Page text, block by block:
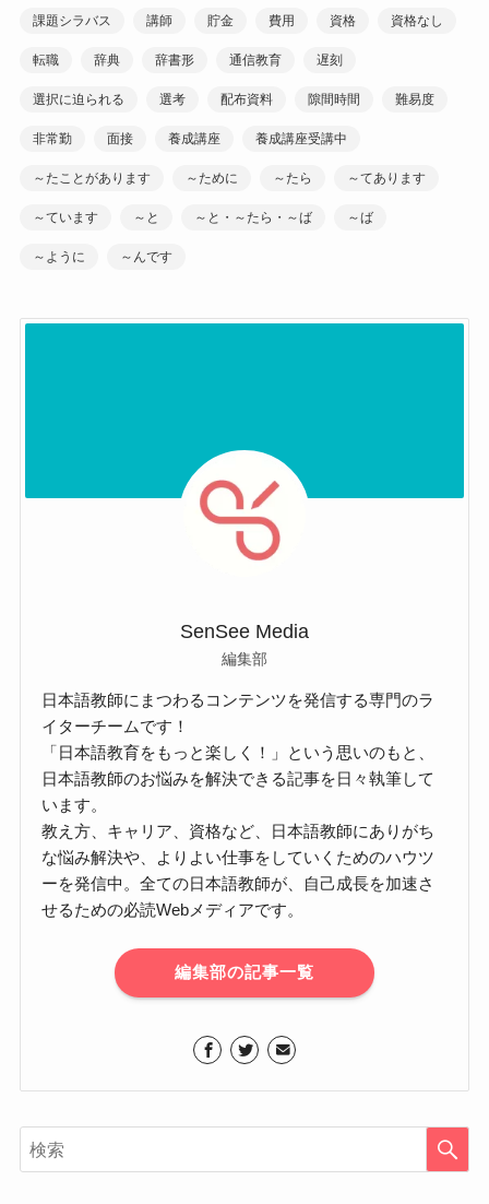
課題シラバス 講師 貯金 費用 資格 資格なし
転職 辞典 辞書形 通信教育 遅刻
選択に迫られる 選考 配布資料 隙間時間 難易度
非常勤 面接 養成講座 養成講座受講中
～たことがあります ～ために ～たら ～てあります
～ています ～と ～と・～たら・～ば ～ば
～ように ～んです
SenSee Media
編集部
日本語教師にまつわるコンテンツを発信する専門のラ
イターチームです！
「日本語教育をもっと楽しく！」という思いのもと、
日本語教師のお悩みを解決できる記事を日々執筆して
います。
教え方、キャリア、資格など、日本語教師にありがち
な悩み解決や、よりよい仕事をしていくためのハウツ
ーを発信中。全ての日本語教師が、自己成長を加速さ
せるための必読Webメディアです。
編集部の記事一覧